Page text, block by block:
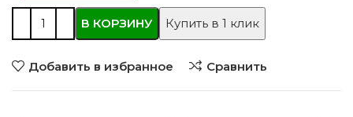
В КОРЗИНУ Купить в 1 клик
Добавить в избранное Сравнить